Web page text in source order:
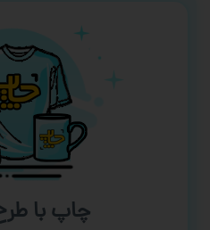
چاپ با